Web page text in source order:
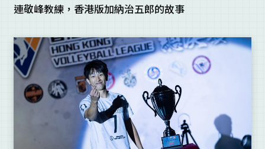
連敬峰教練，香港版加納治五郎的故事